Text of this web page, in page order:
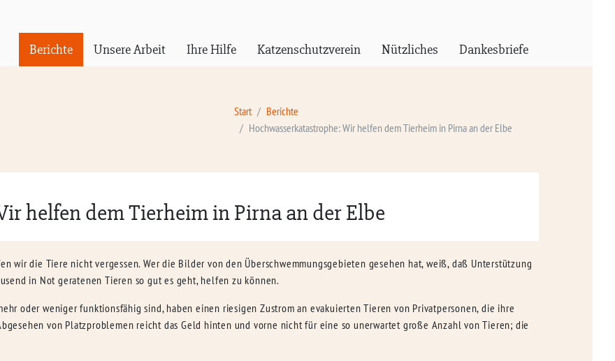
Berichte Unsere Arbeit Ihre Hilfe Katzenschutzverein Nützliches Dankesbriefe
Start
Berichte
Hochwasserkatastrophe: Wir helfen dem Tierheim in Pirna an der Elbe
helfen dem Tierheim in Pirna an der Elbe
wir die Tiere nicht vergessen. Wer die Bilder von den Überschwemmungsgebieten gesehen hat, weiß, daß Unterstützung
in Not geratenen Tieren so gut es geht, helfen zu können.
oder weniger funktionsfähig sind, haben einen riesigen Zustrom an evakuierten Tieren von Privatpersonen, die ihre
von Platzproblemen reicht das Geld hinten und vorne nicht für eine so unerwartet große Anzahl von Tieren; die